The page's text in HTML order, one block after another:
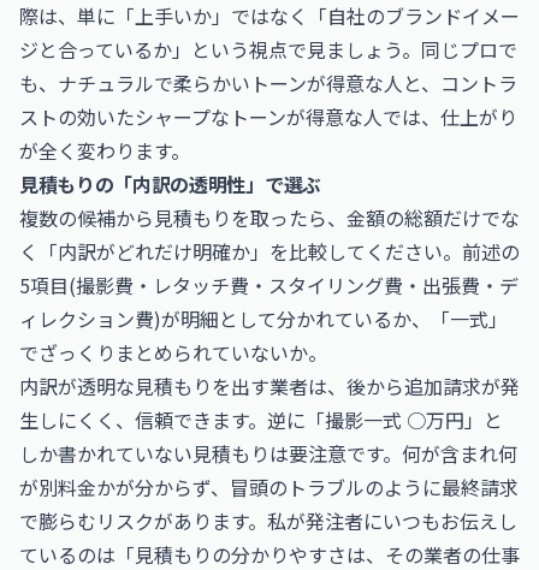
際は、単に「上手いか」ではなく「自社のブランドイメー
ジと合っているか」という視点で見ましょう。同じプロで
も、ナチュラルで柔らかいトーンが得意な人と、コントラ
ストの効いたシャープなトーンが得意な人では、仕上がり
が全く変わります。
見積もりの「内訳の透明性」で選ぶ
複数の候補から見積もりを取ったら、金額の総額だけでな
く「内訳がどれだけ明確か」を比較してください。前述の
5項目(撮影費・レタッチ費・スタイリング費・出張費・デ
ィレクション費)が明細として分かれているか、「一式」
でざっくりまとめられていないか。
内訳が透明な見積もりを出す業者は、後から追加請求が発
生しにくく、信頼できます。逆に「撮影一式 ○万円」と
しか書かれていない見積もりは要注意です。何が含まれ何
が別料金かが分からず、冒頭のトラブルのように最終請求
で膨らむリスクがあります。私が発注者にいつもお伝えし
ているのは「見積もりの分かりやすさは、その業者の仕事